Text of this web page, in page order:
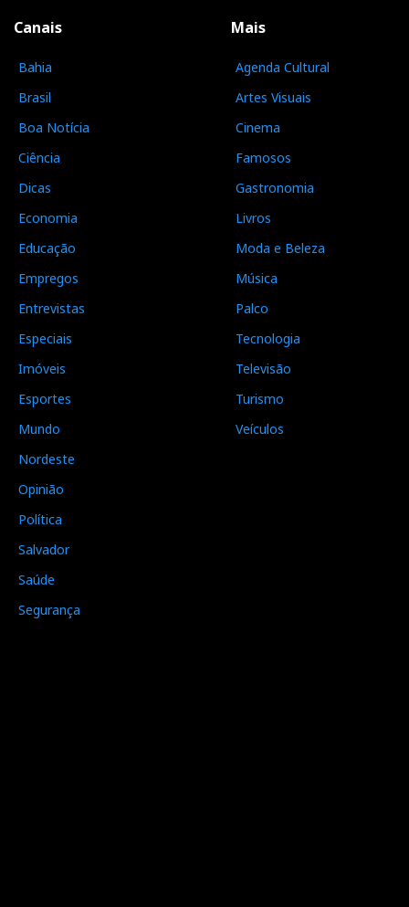
Canais
Bahia
Brasil
Boa Notícia
Ciência
Dicas
Economia
Educação
Empregos
Entrevistas
Especiais
Imóveis
Esportes
Mundo
Nordeste
Opinião
Política
Salvador
Saúde
Segurança
Mais
Agenda Cultural
Artes Visuais
Cinema
Famosos
Gastronomia
Livros
Moda e Beleza
Música
Palco
Tecnologia
Televisão
Turismo
Veículos